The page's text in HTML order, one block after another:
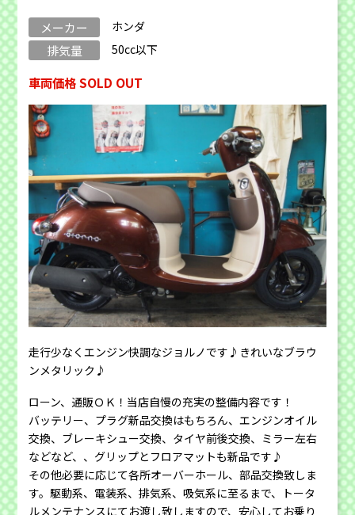
メーカー ホンダ
排気量 50cc以下
車両価格 SOLD OUT
走行少なくエンジン快調なジョルノです♪きれいなブラウ
ンメタリック♪
ローン、通販ＯＫ！当店自慢の充実の整備内容です！
バッテリー、プラグ新品交換はもちろん、エンジンオイル
交換、ブレーキシュー交換、タイヤ前後交換、ミラー左右
などなど、、グリップとフロアマットも新品です♪
その他必要に応じて各所オーバーホール、部品交換致しま
す。駆動系、電装系、排気系、吸気系に至るまで、トータ
ルメンテナンスにてお渡し致しますので、安心してお乗り